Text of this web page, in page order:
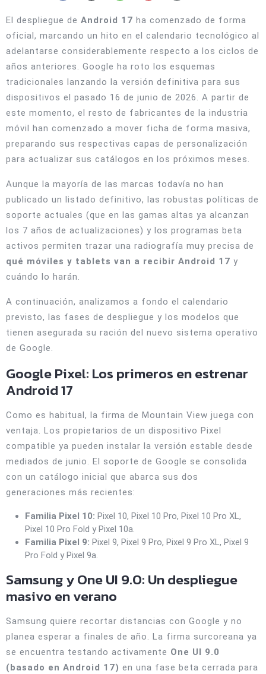
El despliegue de Android 17 ha comenzado de forma
oficial, marcando un hito en el calendario tecnológico al
adelantarse considerablemente respecto a los ciclos de
años anteriores. Google ha roto los esquemas
tradicionales lanzando la versión definitiva para sus
dispositivos el pasado 16 de junio de 2026. A partir de
este momento, el resto de fabricantes de la industria
móvil han comenzado a mover ficha de forma masiva,
preparando sus respectivas capas de personalización
para actualizar sus catálogos en los próximos meses.
Aunque la mayoría de las marcas todavía no han
publicado un listado definitivo, las robustas políticas de
soporte actuales (que en las gamas altas ya alcanzan
los 7 años de actualizaciones) y los programas beta
activos permiten trazar una radiografía muy precisa de
qué móviles y tablets van a recibir Android 17 y
cuándo lo harán.
A continuación, analizamos a fondo el calendario
previsto, las fases de despliegue y los modelos que
tienen asegurada su ración del nuevo sistema operativo
de Google.
Google Pixel: Los primeros en estrenar
Android 17
Como es habitual, la firma de Mountain View juega con
ventaja. Los propietarios de un dispositivo Pixel
compatible ya pueden instalar la versión estable desde
mediados de junio. El soporte de Google se consolida
con un catálogo inicial que abarca sus dos
generaciones más recientes:
Familia Pixel 10: Pixel 10, Pixel 10 Pro, Pixel 10 Pro XL,
Pixel 10 Pro Fold y Pixel 10a.
Familia Pixel 9: Pixel 9, Pixel 9 Pro, Pixel 9 Pro XL, Pixel 9
Pro Fold y Pixel 9a.
Samsung y One UI 9.0: Un despliegue
masivo en verano
Samsung quiere recortar distancias con Google y no
planea esperar a finales de año. La firma surcoreana ya
se encuentra testando activamente One UI 9.0
(basado en Android 17) en una fase beta cerrada para